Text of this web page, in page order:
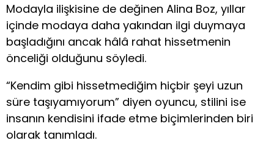
Modayla ilişkisine de değinen Alina Boz, yıllar
içinde modaya daha yakından ilgi duymaya
başladığını ancak hâlâ rahat hissetmenin
önceliği olduğunu söyledi.
“Kendim gibi hissetmediğim hiçbir şeyi uzun
süre taşıyamıyorum” diyen oyuncu, stilini ise
insanın kendisini ifade etme biçimlerinden biri
olarak tanımladı.